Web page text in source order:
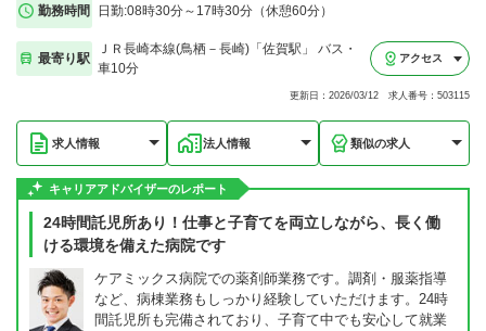
勤務時間 日勤:08時30分～17時30分（休憩60分）
最寄り駅
ＪＲ長崎本線(鳥栖－長崎)「佐賀駅」 バス・
車10分
アクセス
更新日：2026/03/12 求人番号：503115
求人情報 法人情報 類似の求人
キャリアアドバイザーのレポート
24時間託児所あり！仕事と子育てを両立しながら、長く働
ける環境を備えた病院です
ケアミックス病院での薬剤師業務です。調剤・服薬指導
など、病棟業務もしっかり経験していただけます。24時
間託児所も完備されており、子育て中でも安心して就業